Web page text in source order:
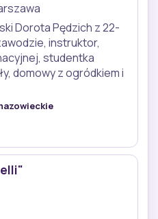
Dorota Pędzich z 22-
instruktor,
studentka
domowy z ogródkiem i